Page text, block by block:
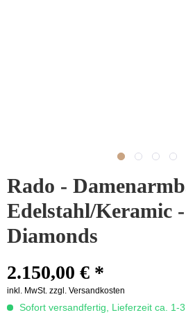
Rado -
Edelstahl/Keramic
Diamonds
2.150,00 € *
inkl. MwSt. zzgl. Versandkosten
Sofort versandfertig, Lieferzeit ca. 1-